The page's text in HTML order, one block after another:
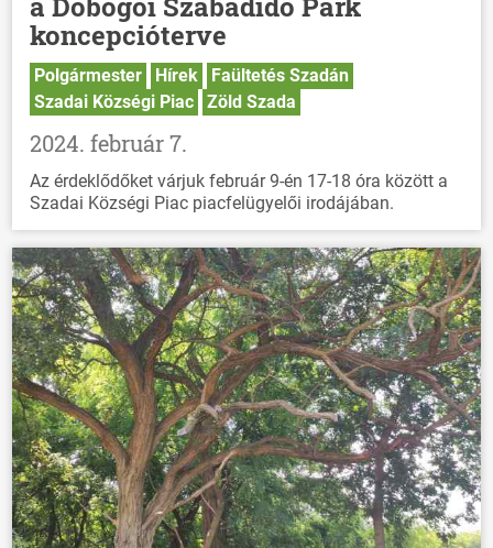
koncepcióterve
Polgármester Hírek
Faültetés Szadán
Szadai Községi Piac
Zöld Szada
2024. február 7.
Az érdeklődőket várjuk február 9-én 17-18 óra között a
Szadai Községi Piac piacfelügyelői irodájában.